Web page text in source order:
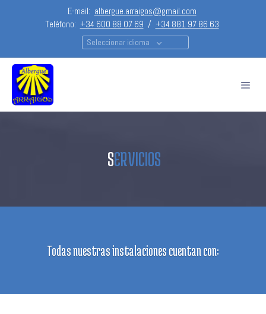
E-mail: albergue.arraigos@gmail.com
Teléfono: +34 600 88 07 69 / +34 881 97 86 63
Seleccionar idioma
SERVICIOS
Todas nuestras instalaciones cuentan con: